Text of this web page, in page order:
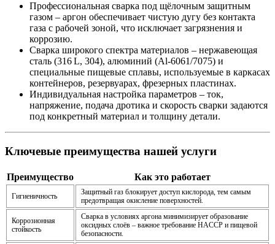
Профессиональная сварка под щёлочным защитным
газом – аргон обеспечивает чистую дугу без контакта
газа с рабочей зоной, что исключает загрязнения и
коррозию.
Сварка широкого спектра материалов – нержавеющая
сталь (316 L, 304), алюминий (Al‑6061/7075) и
специальные пищевые сплавы, используемые в каркасах
контейнеров, резервуарах, фрезерных пластинах.
Индивидуальная настройка параметров – ток,
напряжение, подача дротика и скорость сварки задаются
под конкретный материал и толщину детали.
Ключевые преимущества нашей услуги
Преимущество Как это работает
Гигиеничность
Защитный газ блокирует доступ кислорода, тем самым
предотвращая окисление поверхностей.
Коррозионная
стойкость
Сварка в условиях аргона минимизирует образование
оксидных слоёв – важное требование HACCP и пищевой
безопасности.